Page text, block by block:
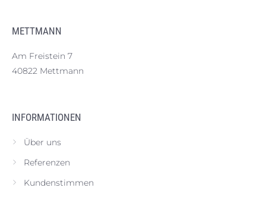
METTMANN
Am Freistein 7
40822 Mettmann
INFORMATIONEN
Über uns
Referenzen
Kundenstimmen